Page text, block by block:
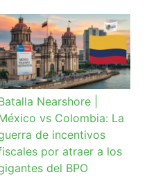
Nearshore |
vs Colombia: La
de incentivos
por atraer a los
del BPO